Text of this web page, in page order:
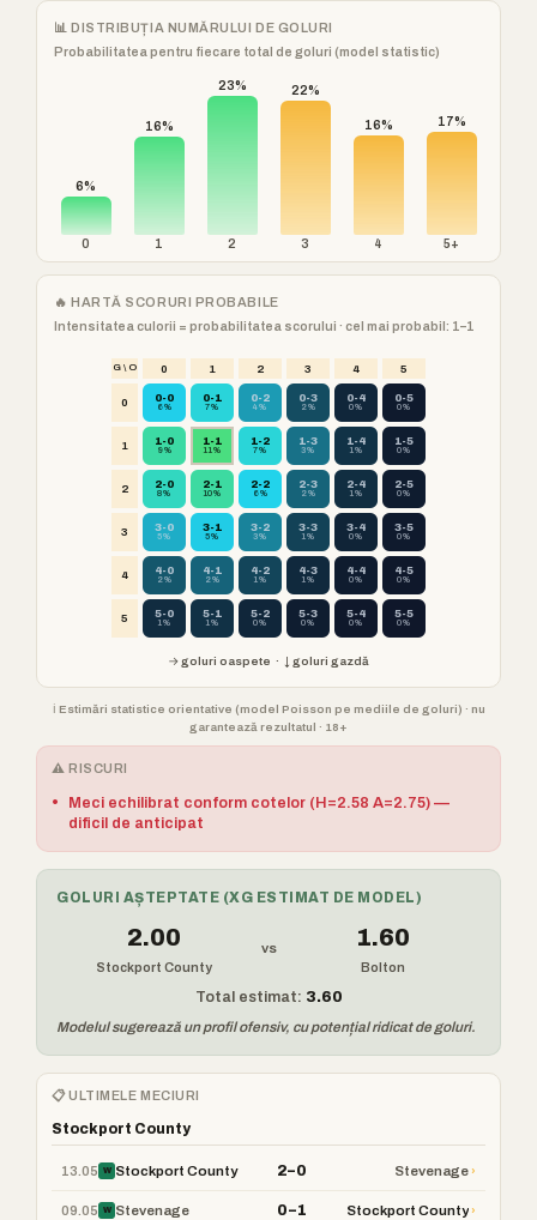
📊 DISTRIBUȚIA NUMĂRULUI DE GOLURI
Probabilitatea pentru fiecare total de goluri (model statistic)
6%
0
16%
1
23%
2
22%
3
16%
4
17%
5+
🔥 HARTĂ SCORURI PROBABILE
Intensitatea culorii = probabilitatea scorului · cel mai probabil: 1–1
G \ O 0 1 2 3 4 5
0 0-0
6%
0-1
7%
0-2
4%
0-3
2%
0-4
0%
0-5
0%
1 1-0
9%
1-1
11%
1-2
7%
1-3
3%
1-4
1%
1-5
0%
2 2-0
8%
2-1
10%
2-2
6%
2-3
2%
2-4
1%
2-5
0%
3 3-0
5%
3-1
5%
3-2
3%
3-3
1%
3-4
0%
3-5
0%
4 4-0
2%
4-1
2%
4-2
1%
4-3
1%
4-4
0%
4-5
0%
5 5-0
1%
5-1
1%
5-2
0%
5-3
0%
5-4
0%
5-5
0%
→ goluri oaspete · ↓ goluri gazdă
ℹ️ Estimări statistice orientative (model Poisson pe mediile de goluri) · nu
garantează rezultatul · 18+
⚠️ RISCURI
•
Meci echilibrat conform cotelor (H=2.58 A=2.75) —
dificil de anticipat
GOLURI AȘTEPTATE (XG ESTIMAT DE MODEL)
2.00
Stockport County
vs 1.60
Bolton
Total estimat: 3.60
Modelul sugerează un profil ofensiv, cu potențial ridicat de goluri.
📋 ULTIMELE MECIURI
Stockport County
13.05 W Stockport County 2–0 Stevenage›
09.05 W Stevenage 0–1 Stockport County›